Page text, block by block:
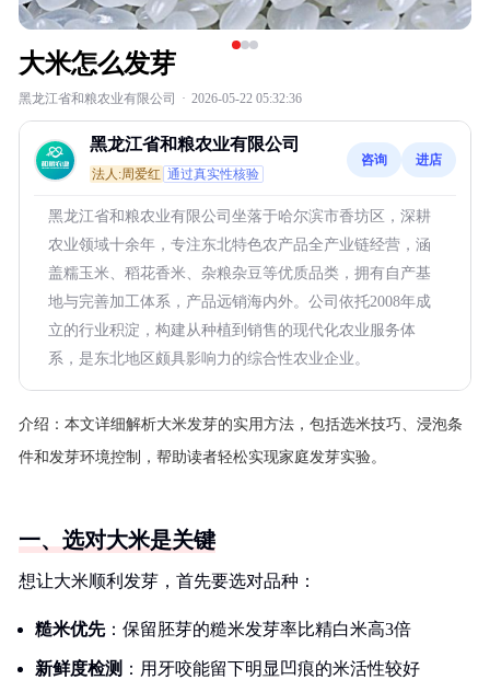
大米怎么发芽
黑龙江省和粮农业有限公司 · 2026-05-22 05:32:36
黑龙江省和粮农业有限公司
法人:周爱红 通过真实性核验
咨询 进店
黑龙江省和粮农业有限公司坐落于哈尔滨市香坊区，深耕
农业领域十余年，专注东北特色农产品全产业链经营，涵
盖糯玉米、稻花香米、杂粮杂豆等优质品类，拥有自产基
地与完善加工体系，产品远销海内外。公司依托2008年成
立的行业积淀，构建从种植到销售的现代化农业服务体
系，是东北地区颇具影响力的综合性农业企业。
介绍： 本文详细解析大米发芽的实用方法，包括选米技巧、浸泡条
件和发芽环境控制，帮助读者轻松实现家庭发芽实验。
一、选对大米是关键
想让大米顺利发芽，首先要选对品种：
糙米优先：保留胚芽的糙米发芽率比精白米高3倍
新鲜度检测 ：用牙咬能留下明显凹痕的米活性较好